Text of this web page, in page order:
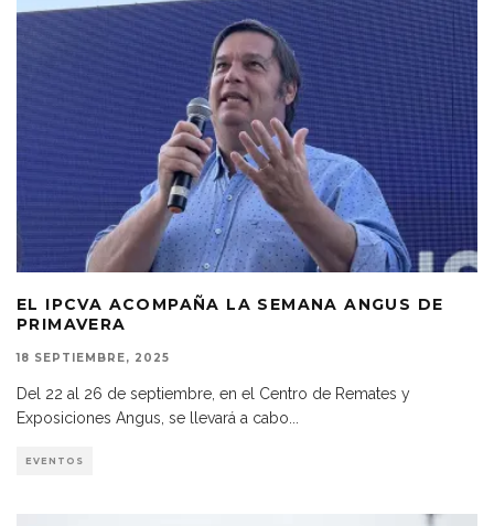
EL IPCVA ACOMPAÑA LA SEMANA ANGUS DE
PRIMAVERA
18 SEPTIEMBRE, 2025
Del 22 al 26 de septiembre, en el Centro de Remates y
Exposiciones Angus, se llevará a cabo
EVENTOS